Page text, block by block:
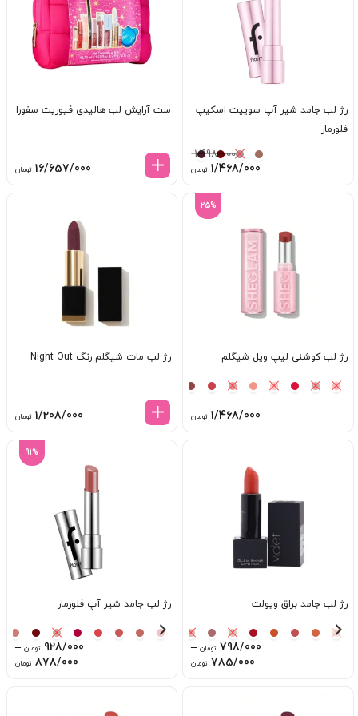
رژ لب جامد شیر آپ سوییت اسکیپ
فلورمار
1/998/000
قیمت
1/998/000 تومان
1/468/000 تومانقیمت
فعلی:
ست آرایش لب هالیدی فیوریت سفورا
16/657/000 تومان
25%
رژ لب کوشنی لیپ ویل شیگلم
1/468/000 تومان
رژ لب مات شیگلم رنگ Night Out
1/208/000 تومان
رژ لب جامد براق ویولت
798/000 تومان –
785/000 تومانPrice
91%
رژ لب جامد شیر آپ فلورمار
928/000 تومان –
878/000 تومان